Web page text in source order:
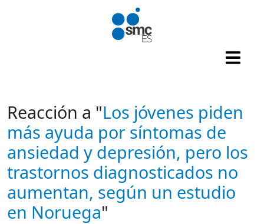
Pasar al contenido principal
Reacción a "Los jóvenes piden
más ayuda por síntomas de
ansiedad y depresión, pero los
trastornos diagnosticados no
aumentan, según un estudio
en Noruega"